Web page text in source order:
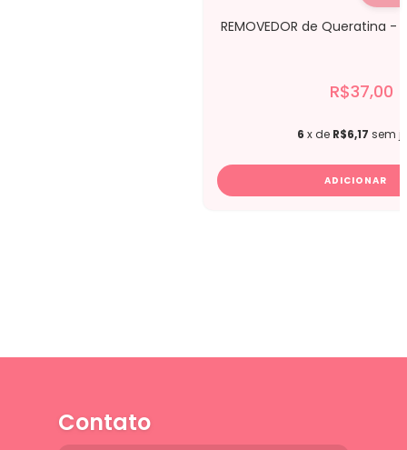
REMOVEDOR de Queratina -
R$37,00
6 x de R$6,17 sem
Contato